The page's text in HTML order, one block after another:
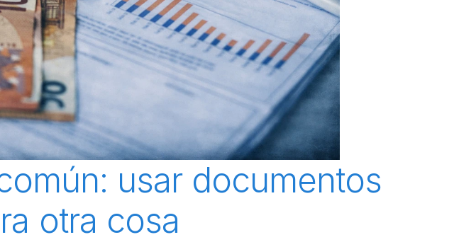
usar documentos
otra cosa